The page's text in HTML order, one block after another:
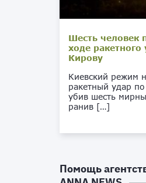
Шесть человек
ходе ракетного
Кирову
Киевский режим
ракетный удар
убив шесть
ранив […]
Помощь